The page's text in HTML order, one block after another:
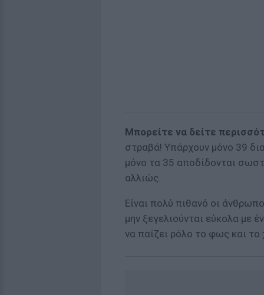
Μπορείτε να δείτε
στραβά! Υπάρχουν μόνο 39
μόνο τα 35 αποδίδονται
αλλιώς.
Είναι πολύ πιθανό οι
μην ξεγελιούνται εύκολα με
να παίζει ρόλο το φως και